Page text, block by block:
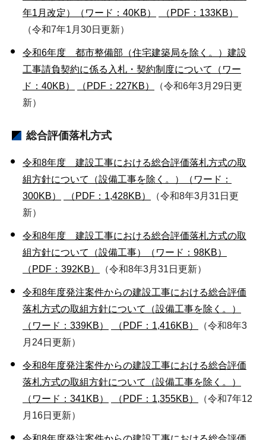
年1月改定）（ワード：40KB）
（PDF：133KB）
（令和7年1月30日更新）
令和6年度 都市整備部（住宅建築局を除く。）建設
工事請負契約に係る入札・契約制度について（ワー
ド：40KB）
（PDF：227KB）
（令和6年3月29日更
新）
総合評価落札方式
令和8年度 建設工事における総合評価落札方式の取
組方針について（設備工事を除く。）（ワード：
300KB）
（PDF：1,428KB）
（令和8年3月31日更
新）
令和8年度 建設工事における総合評価落札方式の取
組方針について（設備工事）（ワード：98KB）
（PDF：392KB）
（令和8年3月31日更新）
令和8年度発注案件からの建設工事における総合評価
落札方式の取組方針について（設備工事を除く。）
（ワード：339KB）
（PDF：1,416KB）
（令和8年3
月24日更新）
令和8年度発注案件からの建設工事における総合評価
落札方式の取組方針について（設備工事を除く。）
（ワード：341KB）
（PDF：1,355KB）
（令和7年12
月16日更新）